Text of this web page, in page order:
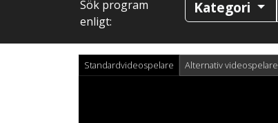
Sök program
enligt:
Kategori
Standardvideospelare Alternativ videospelare